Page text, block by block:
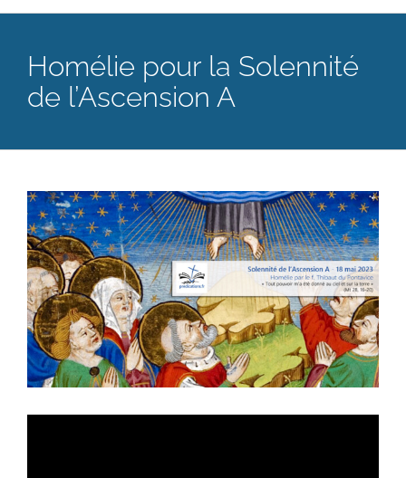
La paroisse
Servir et aimer
Adultes, jeunes et famille
Actualités
Contact
Homélie pour la Solennité
de l’Ascension A
Voir
l'image
agrandie